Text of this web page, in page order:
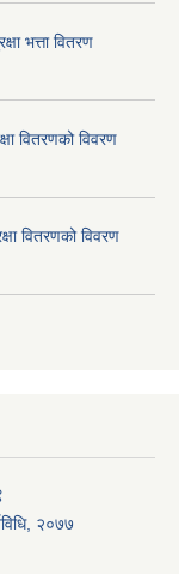
भत्ता वितरण
वितरणको विवरण
वितरणको विवरण
२०७७